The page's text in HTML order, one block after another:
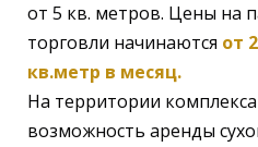
от 5 кв. метров. Цены на
торговли начинаются от
кв.метр в месяц.
На территории
возможность аренды